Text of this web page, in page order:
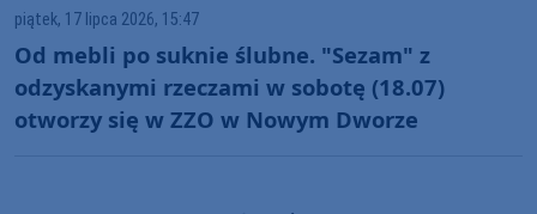
piątek, 17 lipca 2026, 15:47
Od mebli po suknie ślubne. "Sezam" z
odzyskanymi rzeczami w sobotę (18.07)
otworzy się w ZZO w Nowym Dworze